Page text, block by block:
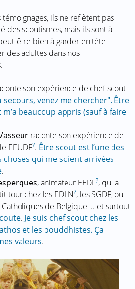
ils ne reflètent pas
des scoutismes, mais ils sont à
être bien à garder en tête
des adultes dans nos
son expérience de chef scout
secours, venez me chercher". Être
m’a beaucoup appris (sauf à faire
raconte son expérience de
EEUDF?. Être scout est l’une des
choses qui me soient arrivées
.
, animateur EEDF?, qui a
tour chez les EDLN?, les SGDF, ou
Catholiques de Belgique ... et surtout
. Je suis chef scout chez les
et les bouddhistes. Ça
valeurs.